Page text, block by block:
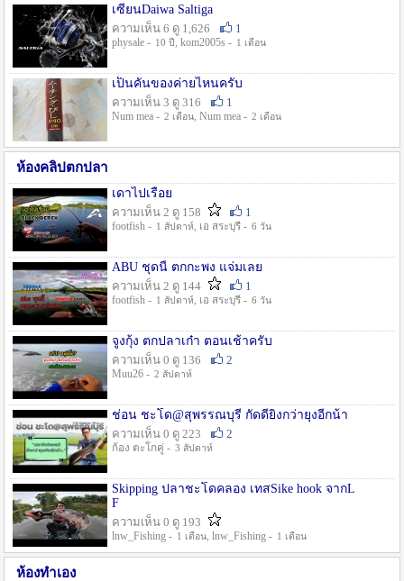
เซียนDaiwa Saltiga
ความเห็น 6 ดู 1,626
1
physale - 10 ปี , kom2005s - 1 เดือน
เป็นคันของค่ายไหนครับ
ความเห็น 3 ดู 316
1
Num mea - 2 เดือน, Num mea - 2 เดือน
ห้องคลิปตกปลา
เดาไปเรื่อย
ความเห็น 2 ดู 158
1
footfish - 1 สัปดาห์, เอ สระบุรี - 6 วัน
ABU ชุดนี้ ตกกะพง แจ่มเลย
ความเห็น 2 ดู 144
1
footfish - 1 สัปดาห์, เอ สระบุรี - 6 วัน
จูงกุ้ง ตกปลาเก๋า ตอนเช้าครับ
ความเห็น 0 ดู 136
2
Muu26 - 2 สัปดาห์
ช่อน ชะโด@สุพรรณบุรี กัดดียิ่งกว่ายุงอีกน้า
ความเห็น 0 ดู 223
2
ก้อง ตะโกคู่ - 3 สัปดาห์
Skipping ปลาชะโดคลอง เทสSike hook จากL
F
ความเห็น 0 ดู 193
lnw_Fishing - 1 เดือน, lnw_Fishing - 1 เดือน
ห้องทำเอง